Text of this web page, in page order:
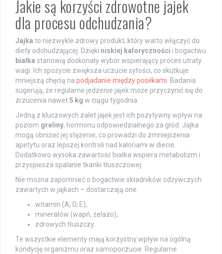
Jakie są korzyści zdrowotne jajek
dla procesu odchudzania?
Jajka to niezwykle zdrowy produkt, który warto włączyć do
diety odchudzającej. Dzięki niskiej kaloryczności i bogactwu
białka stanowią doskonały wybór wspierający proces utraty
wagi. Ich spożycie zwiększa uczucie sytości, co skutkuje
mniejszą chęcią na podjadanie między posiłkami. Badania
sugerują, że regularne jedzenie jajek może przyczynić się do
zrzucenia nawet5 kg w ciągu tygodnia.
Jedną z kluczowych zalet jajek jest ich pozytywny wpływ na
poziom greliny, hormonu odpowiedzialnego za głód. Jajka
mogą obniżać jej stężenie, co prowadzi do zmniejszenia
apetytu oraz lepszej kontroli nad kaloriami w diecie.
Dodatkowo wysoka zawartość białka wspiera metabolizm i
przyspiesza spalanie tkanki tłuszczowej.
Nie można zapomnieć o bogactwie składników odżywczych
zawartych w jajkach – dostarczają one:
witamin (A, D, E),
minerałów (wapń, żelazo),
zdrowych tłuszczy.
Te wszystkie elementy mają korzystny wpływ na ogólną
kondycję organizmu oraz samopoczucie. Regularne